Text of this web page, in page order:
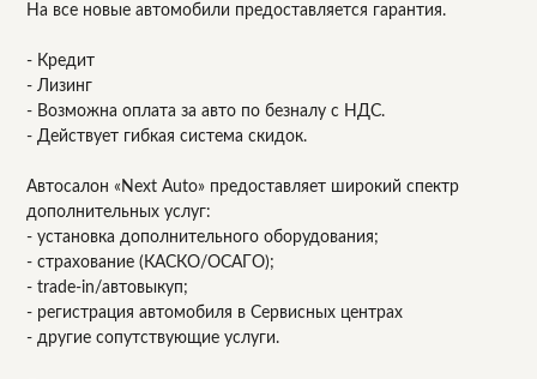
На все новые автомобили предоставляется гарантия.
- Кредит
- Лизинг
- Возможна оплата за авто по безналу с НДС.
- Действует гибкая система скидок.
Автосалон «Next Auto» предоставляет широкий спектр
дополнительных услуг:
- установка дополнительного оборудования;
- страхование (КАСКО/ОСАГО);
- trade-in/автовыкуп;
- регистрация автомобиля в Сервисных центрах
- другие сопутствующие услуги.